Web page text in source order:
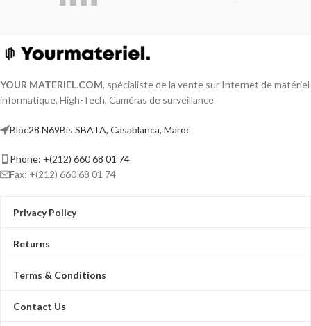
YOUR MATERIEL.COM, spécialiste de la vente sur Internet de matériel
informatique, High-Tech, Caméras de surveillance
Bloc28 N69Bis SBATA, Casablanca, Maroc
Phone: +(212) 660 68 01 74
Fax: +(212) 660 68 01 74
Privacy Policy
Returns
Terms & Conditions
Contact Us